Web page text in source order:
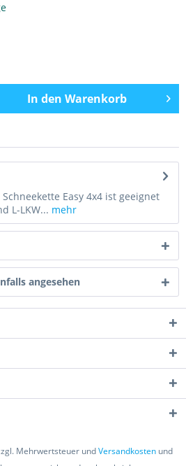
In den Warenkorb
Easy 4x4 ist geeignet
L-LKW... mehr
angesehen
Mehrwertsteuer undVersandkostenund